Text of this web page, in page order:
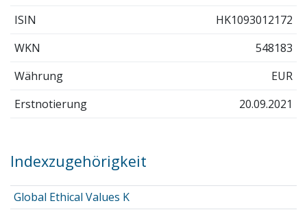
ISIN
HK1093012172
WKN
548183
Währung
EUR
Erstnotierung
20.09.2021
Indexzugehörigkeit
Global Ethical Values K